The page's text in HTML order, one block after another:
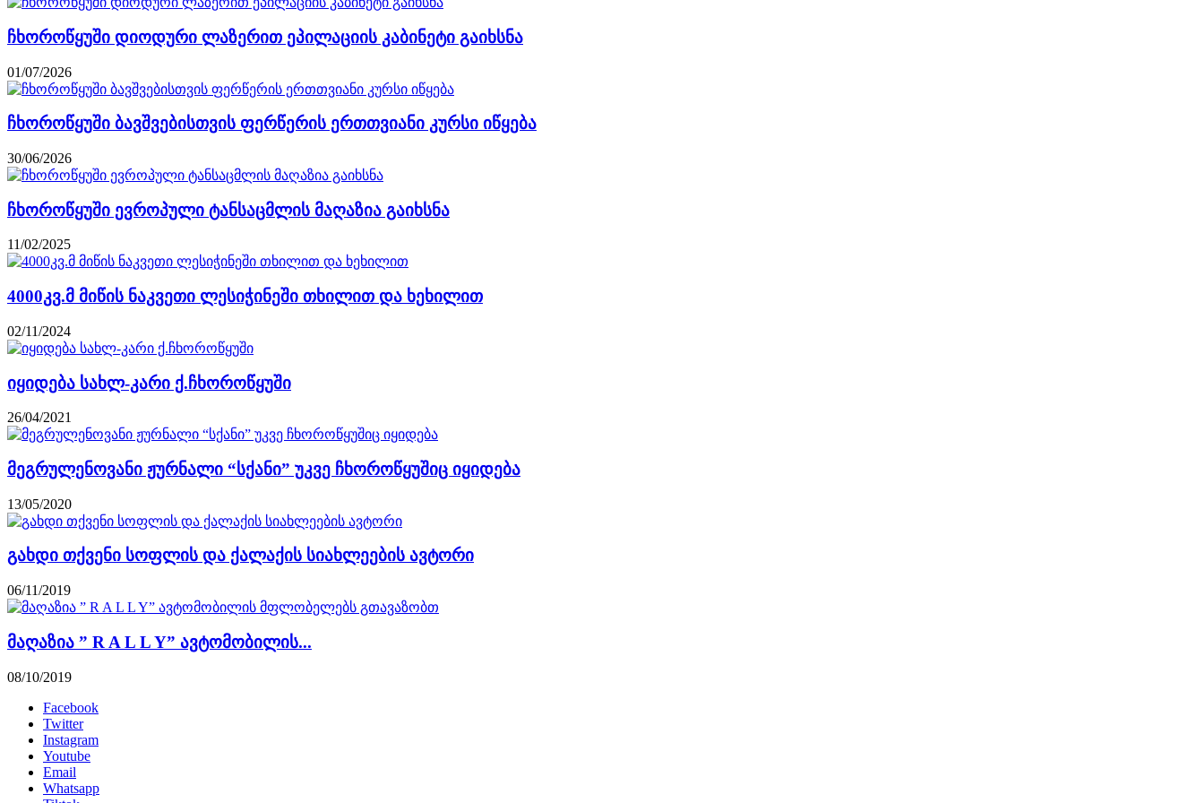
ჩხოროწყუში დიოდური ლაზერით ეპილაციის კაბინეტი გაიხსნა
01/07/2026
ჩხოროწყუში ბავშვებისთვის ფერწერის ერთთვიანი კურსი იწყება
30/06/2026
ჩხოროწყუში ევროპული ტანსაცმლის მაღაზია გაიხსნა
11/02/2025
4000კვ.მ მიწის ნაკვეთი ლესიჭინეში თხილით და ხეხილით
02/11/2024
იყიდება სახლ-კარი ქ.ჩხოროწყუში
26/04/2021
მეგრულენოვანი ჟურნალი “სქანი” უკვე ჩხოროწყუშიც იყიდება
13/05/2020
გახდი თქვენი სოფლის და ქალაქის სიახლეების ავტორი
06/11/2019
მაღაზია ” R A L L Y” ავტომობილის...
08/10/2019
Facebook
Twitter
Instagram
Youtube
Email
Whatsapp